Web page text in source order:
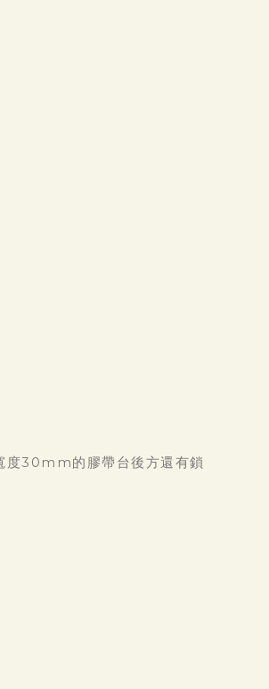
度30mm的膠帶台後方還有鎖